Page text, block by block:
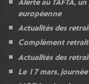
Alerte au TAFTA,
européenne
Actualités des
Complément
Actualités des
Le 17 mars,